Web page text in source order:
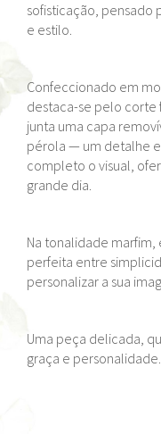
sofisticação, pensado
e estilo.
Confeccionado em
destaca-se pelo
junta uma capa
pérola — um detalhe
completo o visual,
grande dia.
Na tonalidade marfim,
perfeita entre
personalizar a sua
Uma peça delicada,
graça e personalidade.